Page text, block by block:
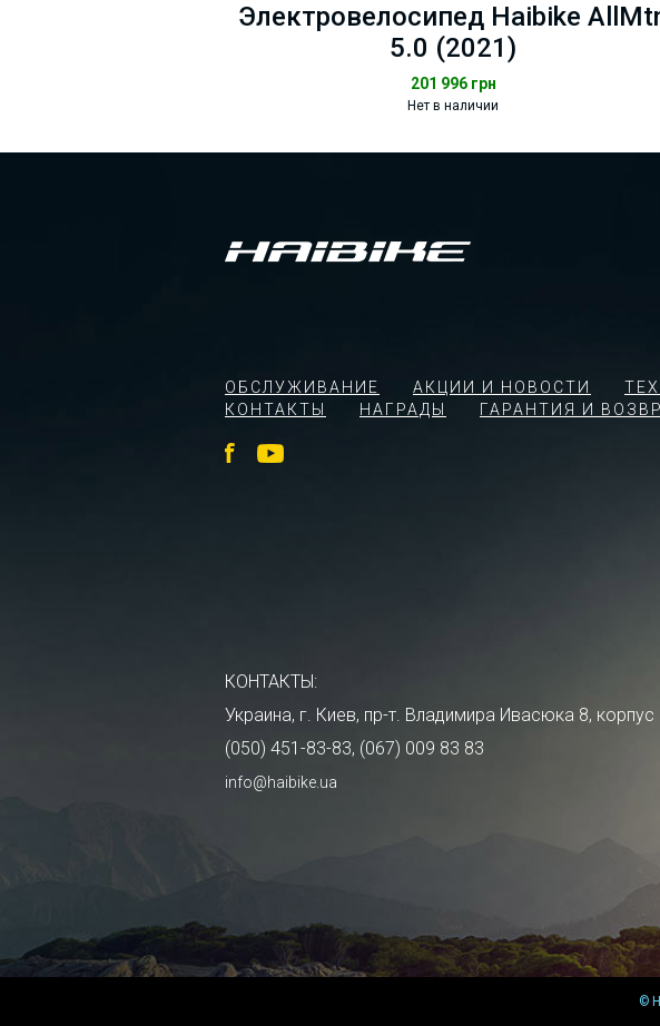
Электровелосипед Haibike
5.0 (2021)
201 996 грн
Нет в наличии
ОБСЛУЖИВАНИЕ АКЦИИ И НОВОСТИ
КОНТАКТЫ
НАГРАДЫ ГАРАНТИЯ И
КОНТАКТЫ:
Украина, г. Киев, пр-т. Владимира Ивасюка 8,
(050) 451-83-83, (067) 009 83 83
info@haibike.ua
©